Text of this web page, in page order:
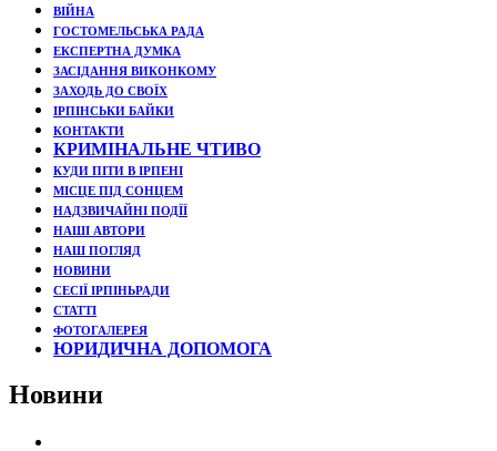
ВІЙНА
ГОСТОМЕЛЬСЬКА РАДА
ЕКСПЕРТНА ДУМКА
ЗАСІДАННЯ ВИКОНКОМУ
ЗАХОДЬ ДО СВОЇХ
ІРПІНСЬКИ БАЙКИ
КОНТАКТИ
КРИМІНАЛЬНЕ ЧТИВО
КУДИ ПІТИ В ІРПЕНІ
МІСЦЕ ПІД СОНЦЕМ
НАДЗВИЧАЙНІ ПОДЇЇ
НАШІ АВТОРИ
НАШ ПОГЛЯД
НОВИНИ
СЕСІЇ ІРПІНЬРАДИ
СТАТТІ
ФОТОГАЛЕРЕЯ
ЮРИДИЧНА ДОПОМОГА
Новини